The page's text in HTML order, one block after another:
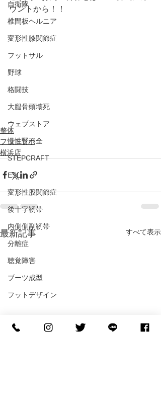
自衛隊
椎間板ヘルニア
変形性膝関節症
フットサル
野球
格闘技
大腿骨頭壊死
ウェブストア
慢性腎不全
STEPCRAFT
ESL
変形性股関節症
後十字靭帯
内側側副靭帯
分離症
聴覚障害
ブーツ成型
フットデザイン
ウントから！！
整体
フットラボ
横浜店
最新記事 すべて表示